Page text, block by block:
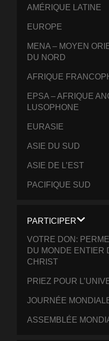
AMÉRIQUE LATINE
EUROPE
MENA – MOYEN
DU NORD
AFRIQUE
EPSA – AFRIQUE
LUSOPHONE
EURASIE
ASIE DU SUD
ASIE DE L’EST
PACIFIQUE SUD
PARTICIPER
VOTRE DON:
DU MONDE ENTIER
CHRIST
PRIEZ POUR
JOURNÉE
ASSEMBLÉE